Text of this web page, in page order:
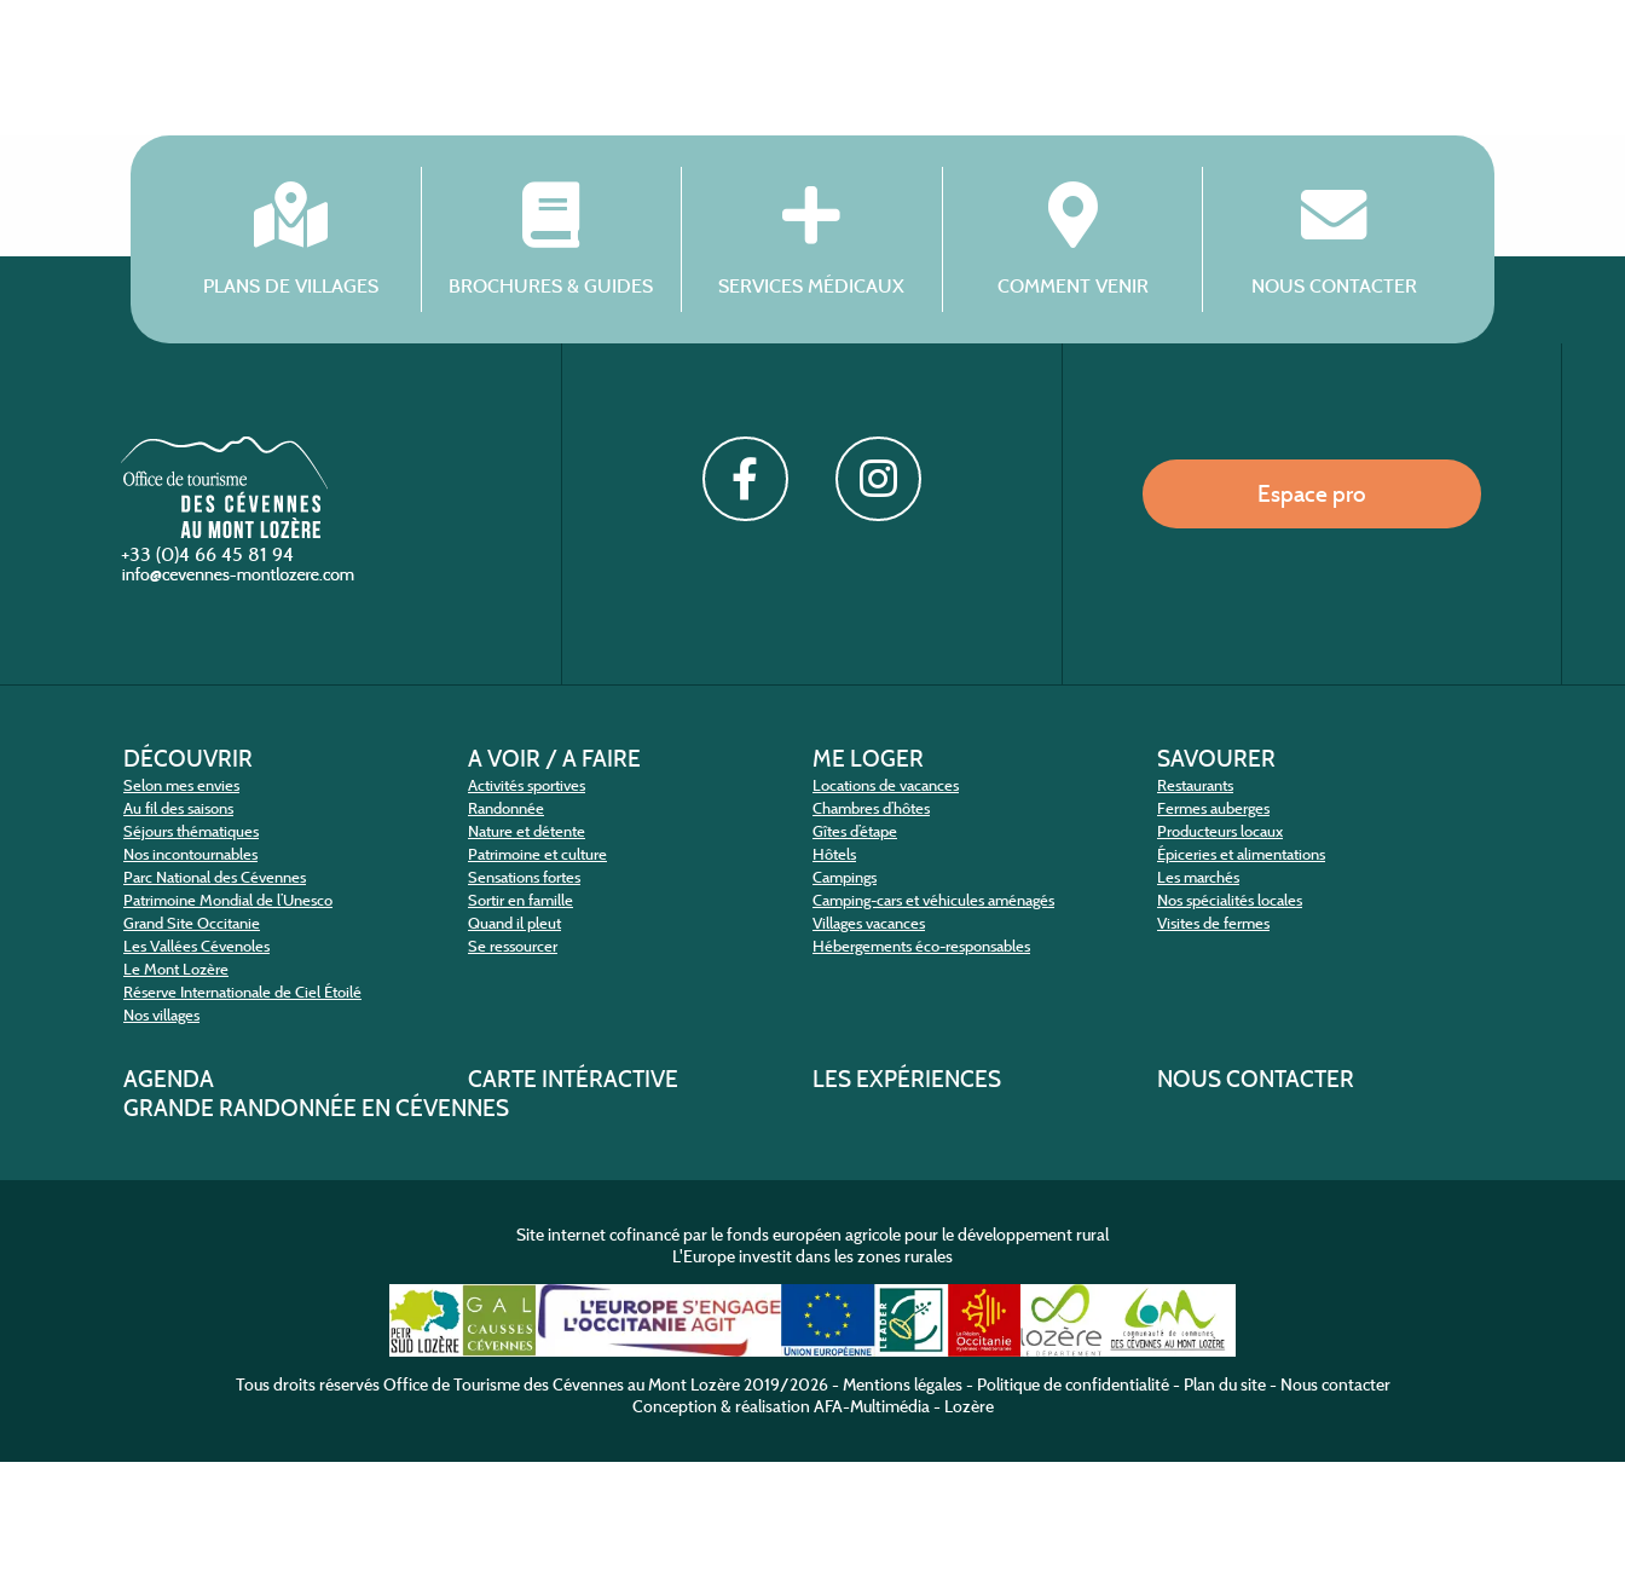
PLANS DE VILLAGES BROCHURES & GUIDES SERVICES MÉDICAUX COMMENT VENIR NOUS CONTACTER
+33 (0)4 66 45 81 94
Espace pro
DÉCOUVRIR
Selon mes envies
Au fil des saisons
Séjours thématiques
Nos incontournables
Parc National des Cévennes
Patrimoine Mondial de l’Unesco
Grand Site Occitanie
Les Vallées Cévenoles
Le Mont Lozère
Réserve Internationale de Ciel Étoilé
Nos villages
A VOIR / A FAIRE
Activités sportives
Randonnée
Nature et détente
Patrimoine et culture
Sensations fortes
Sortir en famille
Quand il pleut
Se ressourcer
ME LOGER
Locations de vacances
Chambres d’hôtes
Gîtes d’étape
Hôtels
Campings
Camping-cars et véhicules aménagés
Villages vacances
Hébergements éco-responsables
SAVOURER
Restaurants
Fermes auberges
Producteurs locaux
Épiceries et alimentations
Les marchés
Nos spécialités locales
Visites de fermes
AGENDA CARTE INTÉRACTIVE LES EXPÉRIENCES
NOUS CONTACTER
GRANDE RANDONNÉE EN CÉVENNES
Site internet cofinancé par le fonds européen agricole pour le développement rural
L'Europe investit dans les zones rurales
Tous droits réservésOffice de Tourisme des Cévennes au Mont Lozère2019/2026 -Mentions légales- Politique de confidentialité- Plan du site- Nous contacter
Conception & réalisation AFA-Multimédia- Lozère